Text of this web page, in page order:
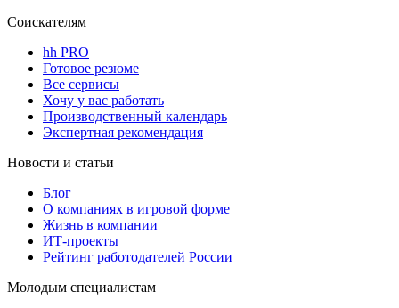
Соискателям
hh PRO
Готовое резюме
Все сервисы
Хочу у вас работать
Производственный календарь
Экспертная рекомендация
Новости и статьи
Блог
О компаниях в игровой форме
Жизнь в компании
ИТ-проекты
Рейтинг работодателей России
Молодым специалистам